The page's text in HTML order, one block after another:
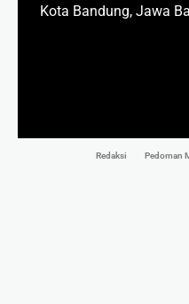
Kota Bandung, Jawa
Redaksi Pedoman